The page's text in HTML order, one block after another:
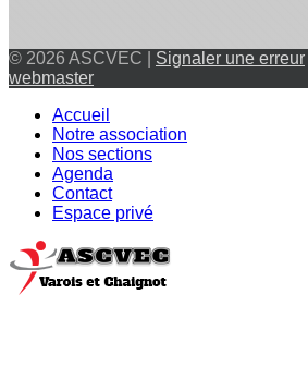
© 2026 ASCVEC | Signaler une erreur
webmaster
Accueil
Notre association
Nos sections
Agenda
Contact
Espace privé